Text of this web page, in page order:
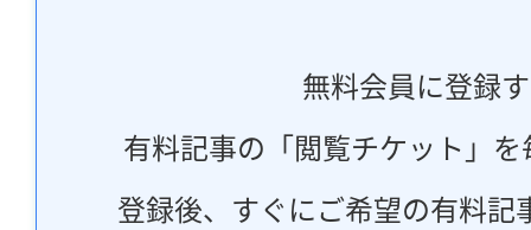
無料会員に登録
有料記事の「閲覧チケット」
登録後、すぐにご希望の有料記